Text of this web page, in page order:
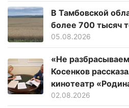
В Тамбовской
более 700 тысяч
05.08.2026
«Не
Косенков
кинотеатр
02.08.2026